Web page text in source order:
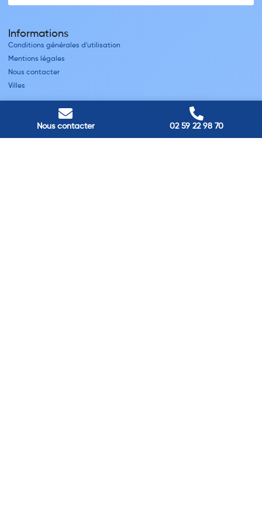
Nous contacter 02 59 22 98 70
Informations
Conditions générales d'utilisation
Mentions légales
Nous contacter
Villes
Nos adresses
Louviers
45 avenue Winston Churchill, Louviers, France